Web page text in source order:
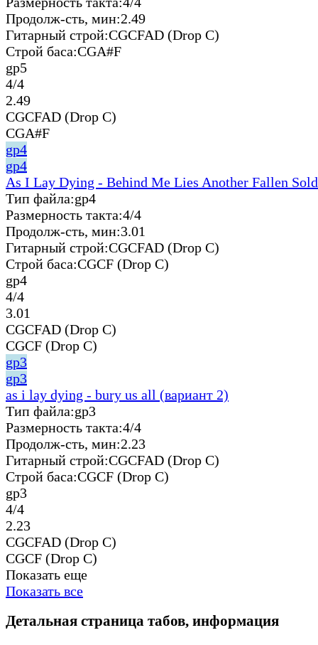
Продолж-сть, мин:2.49
Гитарный строй:CGCFAD (Drop C)
Строй баса:CGA#F
gp5
4/4
2.49
CGCFAD (Drop C)
CGA#F
gp4
gp4
As I Lay Dying - Behind Me Lies Another Fallen
Тип файла:gp4
Размерность такта:4/4
Продолж-сть, мин:3.01
Гитарный строй:CGCFAD (Drop C)
Строй баса:CGCF (Drop C)
gp4
4/4
3.01
CGCFAD (Drop C)
CGCF (Drop C)
gp3
gp3
as i lay dying - bury us all (вариант 2)
Тип файла:gp3
Размерность такта:4/4
Продолж-сть, мин:2.23
Гитарный строй:CGCFAD (Drop C)
Строй баса:CGCF (Drop C)
gp3
4/4
2.23
CGCFAD (Drop C)
CGCF (Drop C)
Показать еще
Показать все
Детальная страница табов, информация